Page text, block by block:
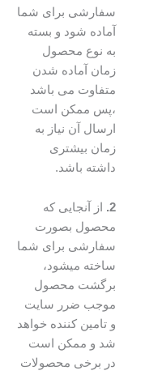
سفارشی برای شما
آماده شود و بسته
به نوع محصول
زمان آماده شدن
متفاوت می باشد
،پس ممکن است
ارسال آن نیاز به
زمان بیشتری
داشته باشد.
از آنجایی که
محصول بصورت
سفارشی برای شما
ساخته میشود،
برگشت محصول
موجب ضرر سایت
و تامین کننده خواهد
شد و ممکن است
در برخی محصولات